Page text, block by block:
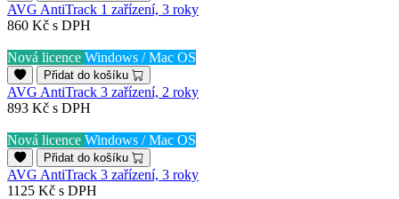
AVG AntiTrack 1 zařízení, 3 roky
860 Kč s DPH
Nová licence Windows / Mac OS
Přidat do košíku
AVG AntiTrack 3 zařízení, 2 roky
893 Kč s DPH
Nová licence Windows / Mac OS
Přidat do košíku
AVG AntiTrack 3 zařízení, 3 roky
1125 Kč s DPH